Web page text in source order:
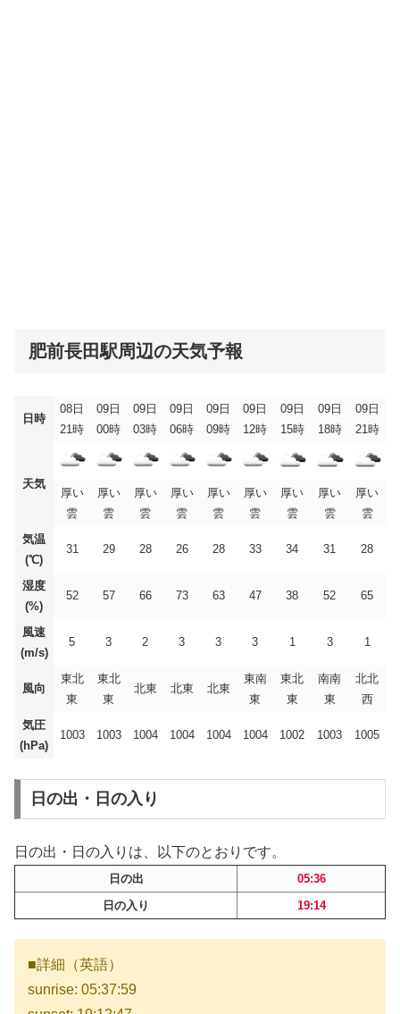
肥前長田駅周辺の天気予報
日時
08日
21時
09日
00時
09日
03時
09日
06時
09日
09時
09日
12時
09日
15時
09日
18時
09日
21時
天気
厚い
雲
厚い
雲
厚い
雲
厚い
雲
厚い
雲
厚い
雲
厚い
雲
厚い
雲
厚い
雲
気温
(℃)
31 29 28 26 28 33 34 31 28
湿度
(%)
52 57 66 73 63 47 38 52 65
風速
(m/s)
5 3 2 3 3 3 1 3 1
風向
東北
東
東北
東
北東 北東 北東
東南
東
東北
東
南南
東
北北
西
気圧
(hPa)
1003 1003 1004 1004 1004 1004 1002 1003 1005
日の出・日の入り
日の出・日の入りは、以下のとおりです。
日の出
05:36
日の入り
19:14
■詳細（英語）
sunrise: 05:37:59